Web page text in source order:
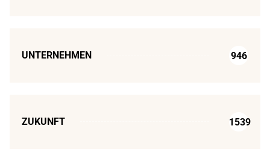
UNTERNEHMEN 946
ZUKUNFT 1539